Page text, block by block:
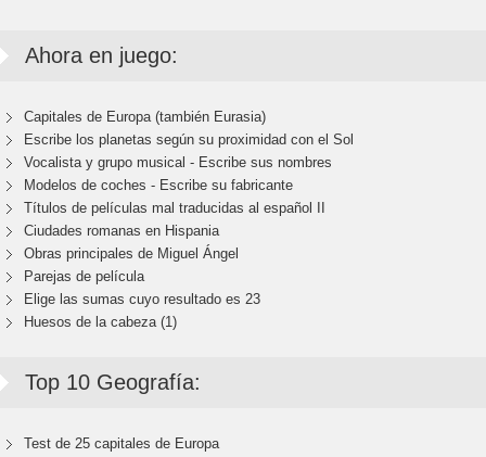
Ahora en juego:
Capitales de Europa (también Eurasia)
Escribe los planetas según su proximidad con el Sol
Vocalista y grupo musical - Escribe sus nombres
Modelos de coches - Escribe su fabricante
Títulos de películas mal traducidas al español II
Ciudades romanas en Hispania
Obras principales de Miguel Ángel
Parejas de película
Elige las sumas cuyo resultado es 23
Huesos de la cabeza (1)
Top 10 Geografía:
Test de 25 capitales de Europa